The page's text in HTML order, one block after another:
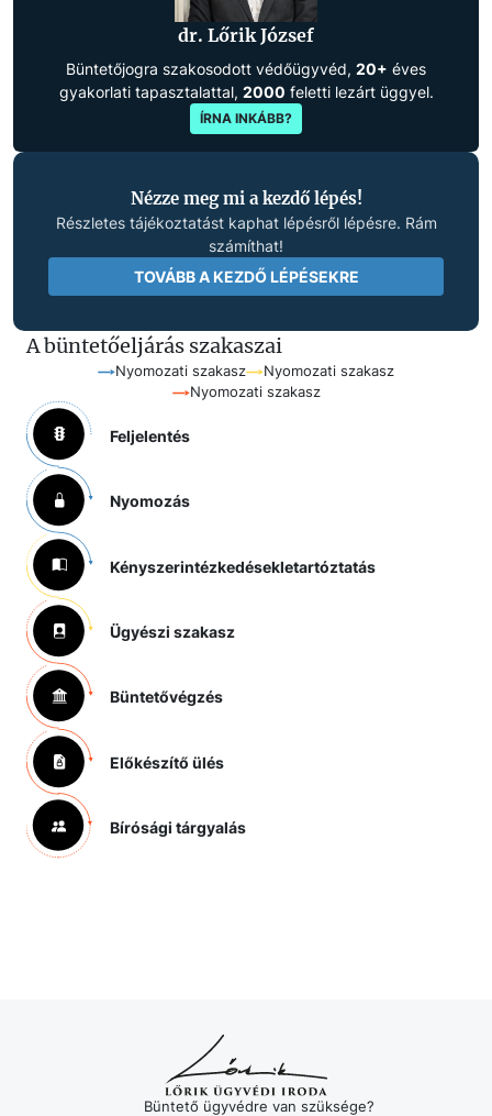
dr. Lőrik József
Büntetőjogra szakosodott védőügyvéd, 20+ éves
gyakorlati tapasztalattal, 2000 feletti lezárt üggyel.
ÍRNA INKÁBB?
Nézze meg mi a kezdő lépés!
Részletes tájékoztatást kaphat lépésről lépésre. Rám
számíthat!
TOVÁBB A KEZDŐ LÉPÉSEKRE
A büntetőeljárás szakaszai
Nyomozati szakasz
Nyomozati szakasz
Nyomozati szakasz
Feljelentés
Nyomozás
Kényszerintézkedésekletartóztatás
Ügyészi szakasz
Büntetővégzés
Előkészítő ülés
Bírósági tárgyalás
Büntető ügyvédre van szüksége?